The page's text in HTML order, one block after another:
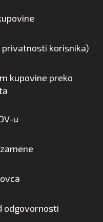
korisnika)
kupovine preko
u
odgovornosti